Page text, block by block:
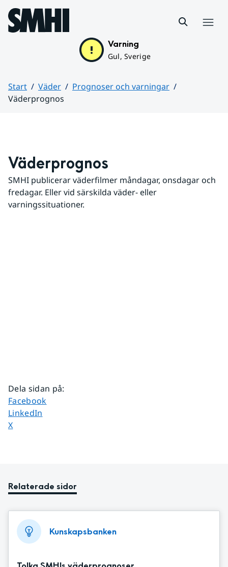
Hoppa till sidans innehåll
Varning
Gul, Sverige
Start Väder
Prognoser och varningar
Väderprognos
Väderprognos
SMHI publicerar väderfilmer måndagar, onsdagar och
fredagar. Eller vid särskilda väder- eller
varningssituationer.
Dela sidan på:
Dela sidan på
Facebook
Dela sidan på
LinkedIn
Dela sidan på
X
Relaterade sidor
Kunskapsbanken